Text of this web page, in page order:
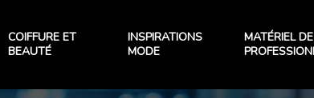
COIFFURE ET
BEAUTÉ
INSPIRATIONS
MODE
MATÉRIEL